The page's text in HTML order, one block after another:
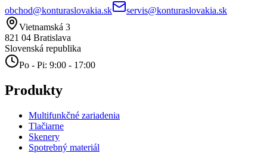
obchod@konturaslovakia.sk
servis@konturaslovakia.sk
Vietnamská 3
821 04 Bratislava
Slovenská republika
Po - Pi: 9:00 - 17:00
Produkty
Multifunkčné zariadenia
Tlačiarne
Skenery
Spotrebný materiál